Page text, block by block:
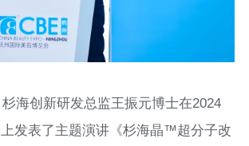
海创新研发总监王振元博士在2024
发表了主题演讲《杉海晶™超分子改